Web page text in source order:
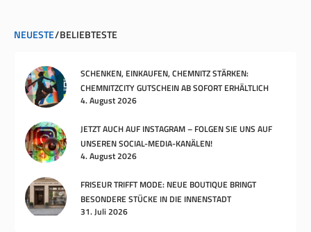
NEUESTE BELIEBTESTE
SCHENKEN, EINKAUFEN, CHEMNITZ STÄRKEN:
CHEMNITZCITY GUTSCHEIN AB SOFORT ERHÄLTLICH
4. August 2026
JETZT AUCH AUF INSTAGRAM – FOLGEN SIE UNS AUF
UNSEREN SOCIAL-MEDIA-KANÄLEN!
4. August 2026
FRISEUR TRIFFT MODE: NEUE BOUTIQUE BRINGT
BESONDERE STÜCKE IN DIE INNENSTADT
31. Juli 2026